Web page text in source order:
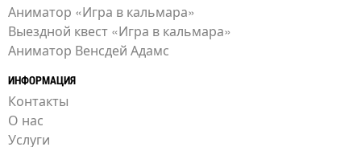
Аниматор «Игра в кальмара»
Выездной квест «Игра в кальмара»
Аниматор Венсдей Адамс
ИНФОРМАЦИЯ
Контакты
О нас
Услуги